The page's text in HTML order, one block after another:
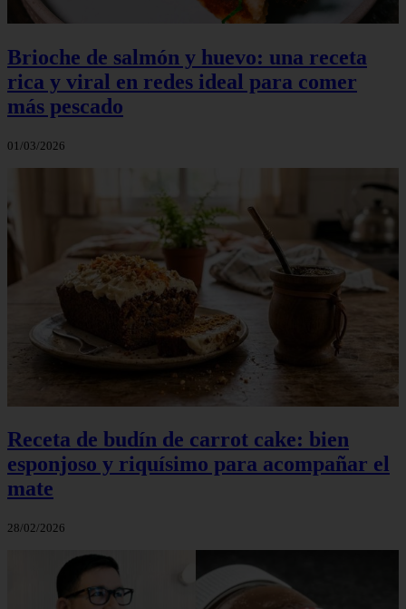
Brioche de salmón y huevo: una receta
rica y viral en redes ideal para comer
más pescado
01/03/2026
Receta de budín de carrot cake: bien
esponjoso y riquísimo para acompañar el
mate
28/02/2026